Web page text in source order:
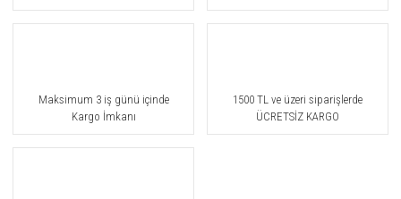
Maksimum 3 iş günü içinde
Kargo İmkanı
1500 TL ve üzeri siparişlerde
ÜCRETSİZ KARGO